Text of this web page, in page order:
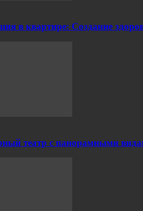
в квартире: Создание
театр с панорамными